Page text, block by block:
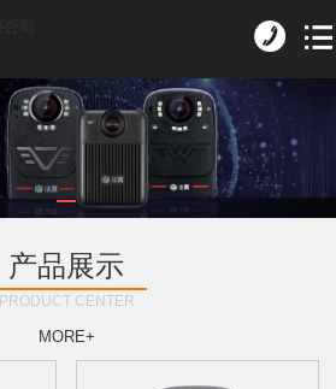
产品展示
PRODUCT CENTER
MORE+